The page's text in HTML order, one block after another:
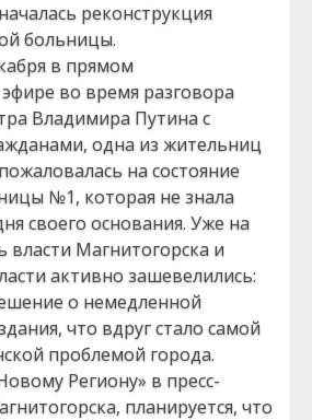
реконструкция
больницы.
в прямом
во время разговора
Владимира Путина с
одна из жительниц
на состояние
№1, которая не знала
своего основания. Уже на
Магнитогорска и
активно зашевелились:
о немедленной
что вдруг стало самой
проблемой города.
Региону» в пресс-
планируется, что